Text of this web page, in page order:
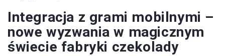
Integracja z grami mobilnymi –
nowe wyzwania w magicznym
świecie fabryki czekolady